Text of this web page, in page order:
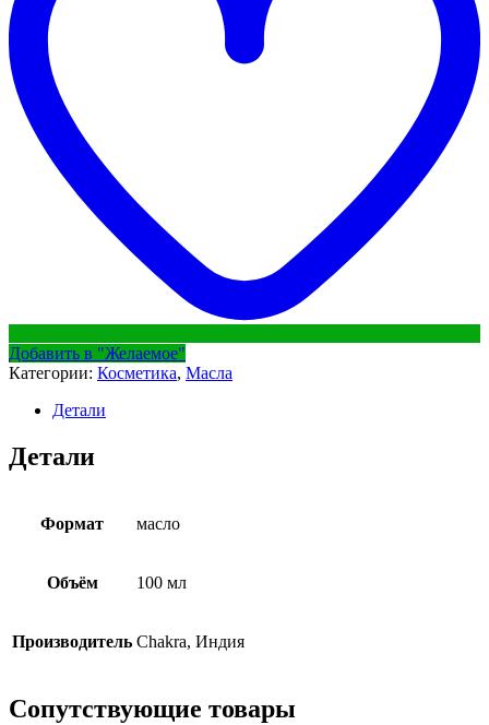
Добавить в "Желаемое"
Категории: Косметика, Масла
Детали
Детали
Формат масло
Объём 100 мл
Производитель Chakra, Индия
Сопутствующие товары